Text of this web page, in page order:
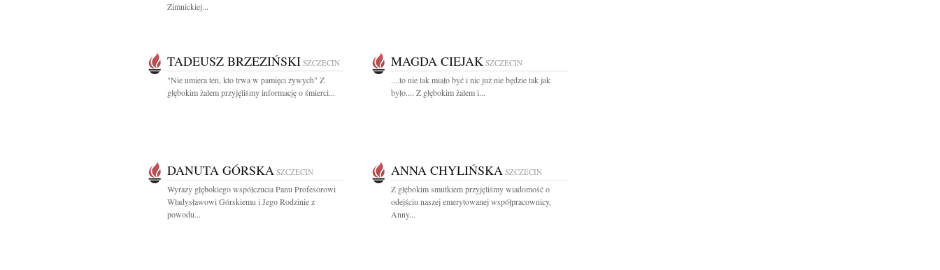
Zimnickiej...
TADEUSZ BRZEZIŃSKI SZCZECIN
"Nie umiera ten, kto trwa w pamięci żywych" Z
głębokim żalem przyjęliśmy informację o śmierci...
MAGDA CIEJAK SZCZECIN
....to nie tak miało być i nic już nie będzie tak jak
było.... Z głębokim żalem i...
DANUTA GÓRSKA SZCZECIN
Wyrazy głębokiego współczucia Panu Profesorowi
Władysławowi Górskiemu i Jego Rodzinie z
powodu...
ANNA CHYLIŃSKA SZCZECIN
Z głębokim smutkiem przyjęliśmy wiadomość o
odejściu naszej emerytowanej współpracownicy,
Anny...